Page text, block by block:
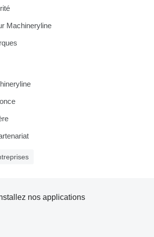
Machineryline
nos applications